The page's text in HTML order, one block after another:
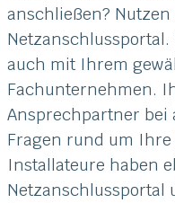
anschließen?
auch mit Ihrem
Fachunternehmen.
Ansprechpartner bei
Fragen rund um Ihre
Installateure haben
Netzanschlussportal